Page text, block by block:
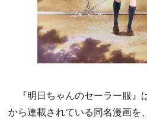
『明日ちゃんのセーラー服』
から連載されている同名漫画を